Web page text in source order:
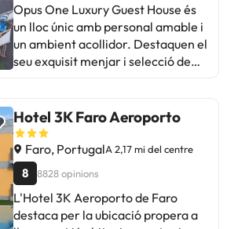
Opus One Luxury Guest House és
un lloc únic amb personal amable i
un ambient acollidor. Destaquen el
seu exquisit menjar i selecció de
esmenten àrees de millora en
manteniment i neteja de les zones
exteriors. En general, és ideal per
als que busquen una experiència
especial i agraden del bon vi. Amb
ubicació cèntrica i personal atent,
ofereix un ambient acollidor i
Hotel 3K Faro Aeroporto
Faro, PortugalA 2,17 mi del centre
8 8828 opinions
L'Hotel 3K Aeroporto de Faro
destaca per la ubicació propera a